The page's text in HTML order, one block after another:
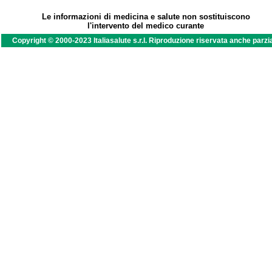
Le informazioni di medicina e salute non sostituiscono
l'intervento del medico curante
Copyright © 2000-2023 Italiasalute s.r.l. Riproduzione riservata anche